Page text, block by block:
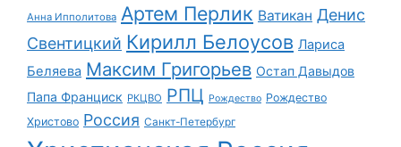
Анна Ипполитова Артем Перлик Ватикан Денис
Свентицкий Кирилл Белоусов Лариса
Беляева Максим Григорьев Остап Давыдов
Папа Франциск РКЦВО РПЦ Рождество Рождество
Христово Россия Санкт-Петербург